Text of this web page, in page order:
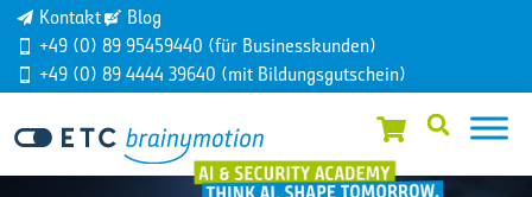
Kontakt
Blog
+49 (0) 89 95459440 (für Businesskunden)
+49 (0) 89 4444 39640 (mit Bildungsgutschein)